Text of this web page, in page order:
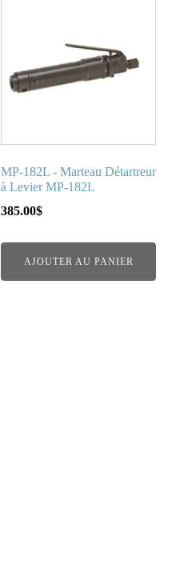
MP-182L - Marteau Détartreur
à Levier MP-182L
385.00$
AJOUTER AU PANIER